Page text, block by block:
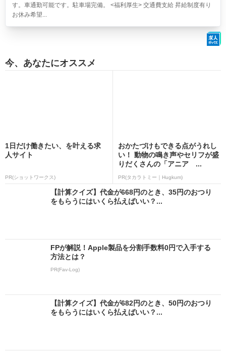
す。車通勤可能です。駐車場完備。 <福利厚生> 交通費支給 昇給制度有り
お休み希望...
今、あなたにオススメ
1日だけ働きたい、を叶える求
人サイト
PR(ショットワークス)
おかたづけもできる点がうれし
い！ 動物の鳴き声やセリフが盛
りだくさんの「アニア ...
PR(タカラトミー｜Hugkum)
【計算クイズ】代金が668円のとき、35円のおつり
をもらうにはいくら払えばいい？...
FPが解説！Apple製品を分割手数料0円で入手する
方法とは？
PR(Fav-Log)
【計算クイズ】代金が682円のとき、50円のおつり
をもらうにはいくら払えばいい？...